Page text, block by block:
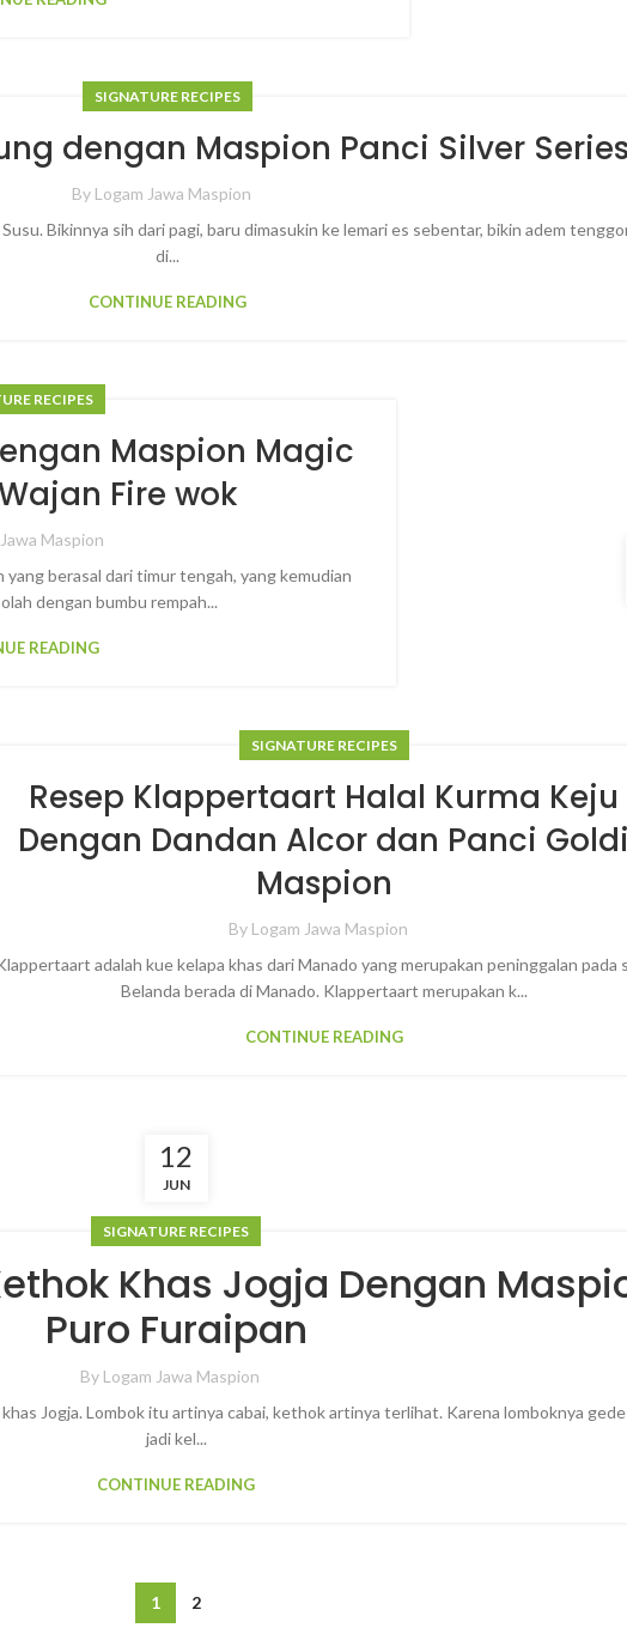
SIGNATURE RECIPES
dengan Maspion Panci Silver Series
By Logam Jawa Maspion
Bikinnya sih dari pagi, baru dimasukin ke lemari es sebentar, bikin adem
di...
CONTINUE READING
RECIPES
Maspion Magic
Fire wok
Maspion
berasal dari timur tengah, yang kemudian
dengan bumbu rempah...
READING
SIGNATURE RECIPES
Resep Klappertaart Halal Kurma Keju
Dengan Dandan Alcor dan Panci Goldi
Maspion
By Logam Jawa Maspion
adalah kue kelapa khas dari Manado yang merupakan peninggalan pada
Belanda berada di Manado. Klappertaart merupakan k...
CONTINUE READING
12
JUN
SIGNATURE RECIPES
Khas Jogja Dengan
Puro Furaipan
By Logam Jawa Maspion
Jogja. Lombok itu artinya cabai, kethok artinya terlihat. Karena lomboknya
jadi kel...
CONTINUE READING
1 2